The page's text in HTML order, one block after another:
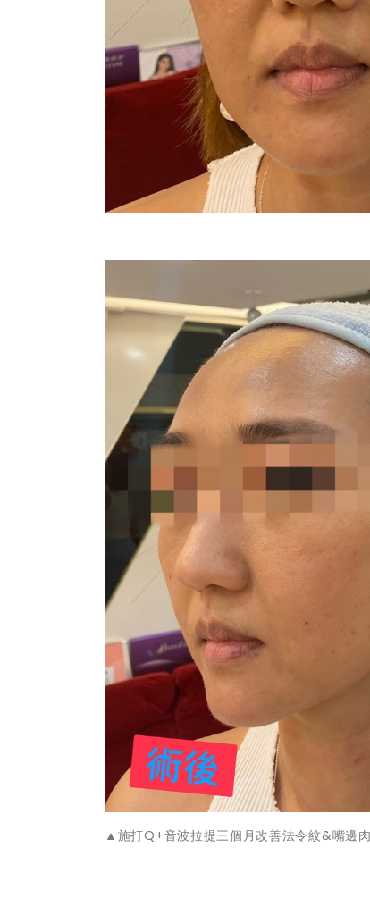
▲施打Q+音波拉提三個月改善法令紋&嘴邊